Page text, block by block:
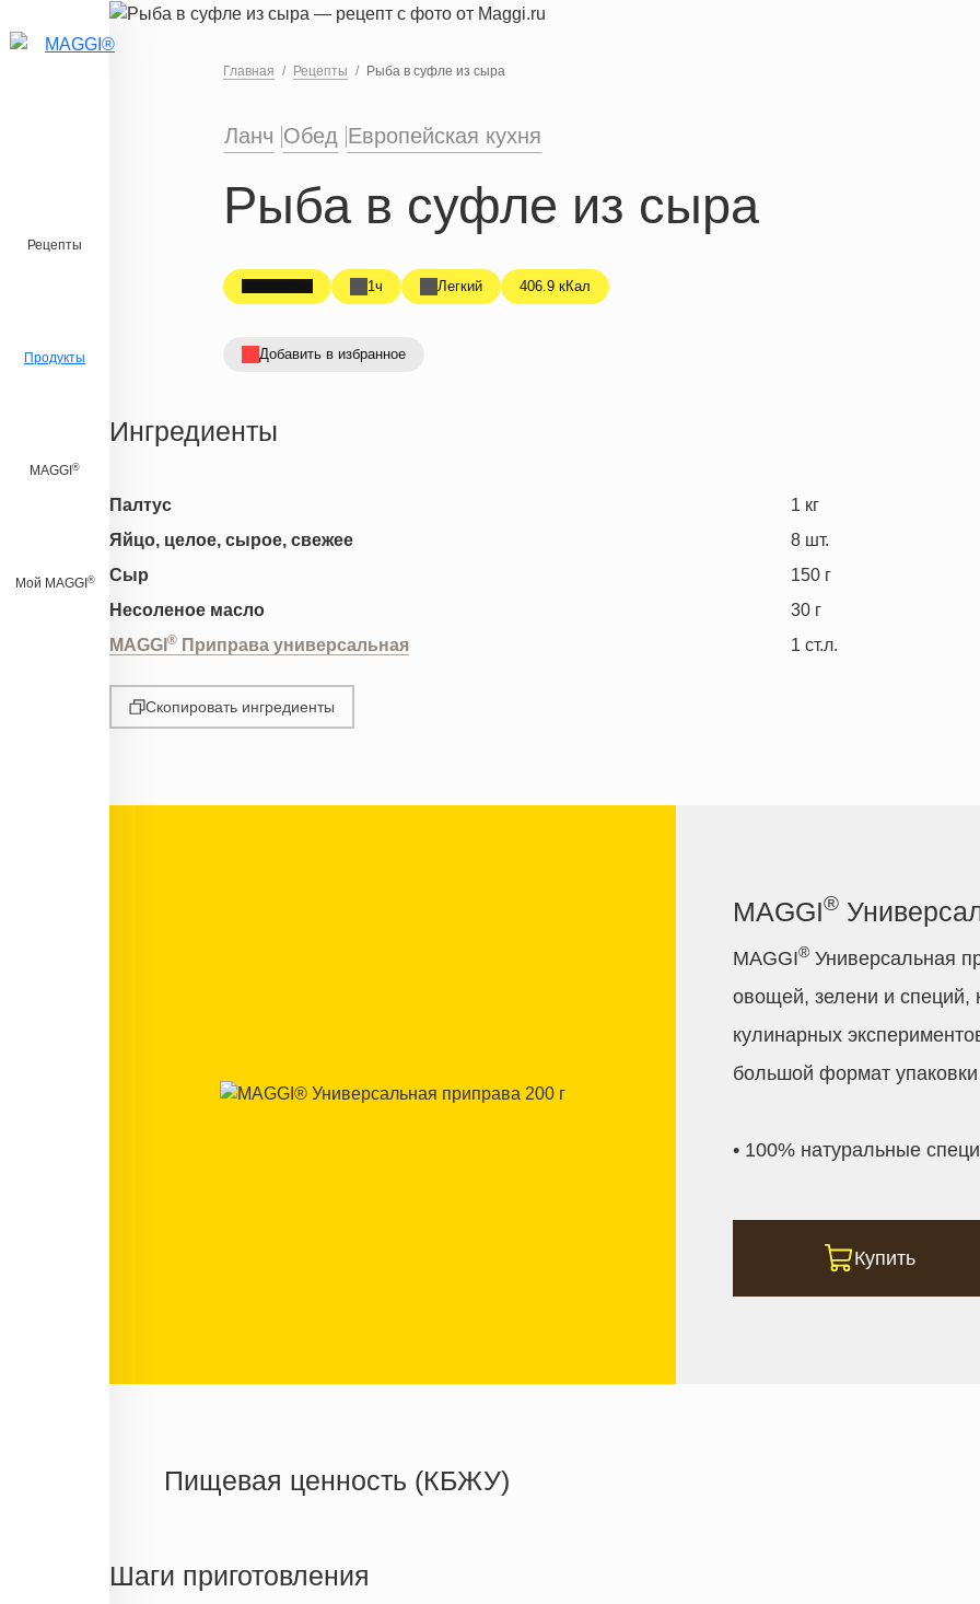
Перейти к основному содержанию
Рецепты
Продукты
MAGGI ®
Мой MAGGI ®
Главная Рецепты Рыба в суфле из сыра
Ланч Обед Европейская кухня
Рыба в суфле из сыра
1ч Легкий 406.9 кКал
Добавить в избранное
Ингредиенты
Палтус 1 кг
Яйцо, целое, сырое, свежее
8 шт.
Сыр
150 г
Несоленое масло
30 г
MAGGI ® Приправа универсальная 1 ст.л.
Скопировать ингредиенты
MAGGI®
MAGGI® Универсальная
овощей, зелени и специй,
кулинарных
большой формат
• 100% натуральные
Купить
Пищевая ценность (КБЖУ)
Белки
Шаги приготовления